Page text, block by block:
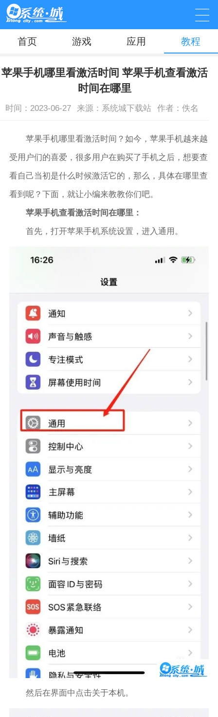
首页 游戏 应用 教程
苹果手机哪里看激活时间 苹果手机查看激活
时间在哪里
时间：2023-06-27 来源：系统城下载站 作者：佚名
苹果手机哪里看激活时间？如今，苹果手机越来越
受用户们的喜爱，很多用户在购买了手机之后，想要查
看自己当初是什么时候激活它的，那么，具体在哪里查
看到呢？下面，就让小编来教教你们吧。
苹果手机查看激活时间在哪里：
首先，打开苹果手机系统设置，进入通用。
然后在界面中点击关于本机。